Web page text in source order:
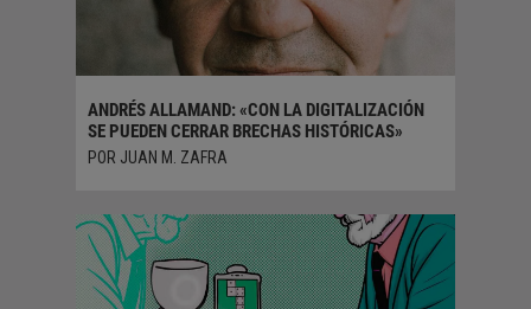
ANDRÉS ALLAMAND: «CON LA DIGITALIZACIÓN
SE PUEDEN CERRAR BRECHAS HISTÓRICAS»
POR JUAN M. ZAFRA